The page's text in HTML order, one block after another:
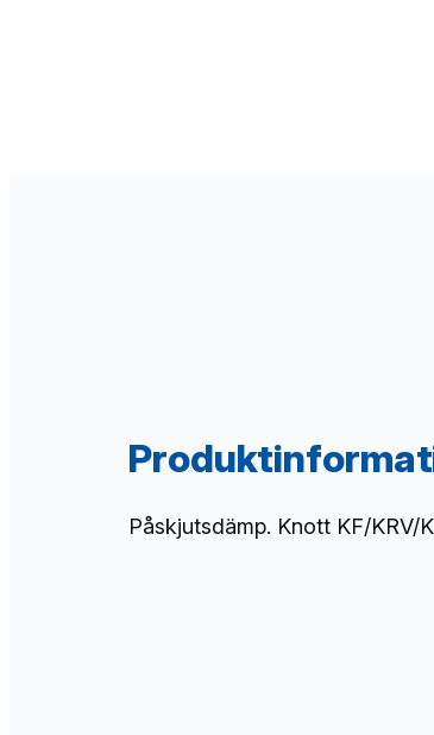
Påskjutsdämp. Knott KF/KRV/